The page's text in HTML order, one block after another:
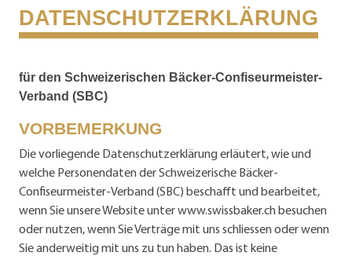
DATENSCHUTZERKLÄRUNG
für den Schweizerischen Bäcker-Confiseurmeister-
Verband (SBC)
VORBEMERKUNG
Die vorliegende Datenschutzerklärung erläutert, wie und
welche Personendaten der Schweizerische Bäcker-
Confiseurmeister-Verband (SBC) beschafft und bearbeitet,
wenn Sie unsere Website unter www.swissbaker.ch besuchen
oder nutzen, wenn Sie Verträge mit uns schliessen oder wenn
Sie anderweitig mit uns zu tun haben. Das ist keine